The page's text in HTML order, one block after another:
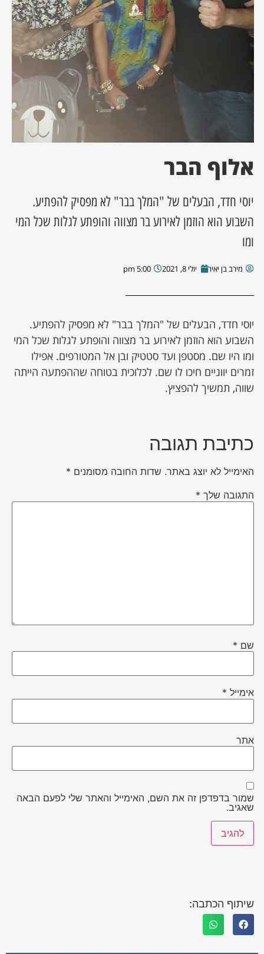
מסע מלחמה
אלוף הבר
יוסי חדד, הבעלים של "המלך בבר" לא מפסיק להפתיע.
השבוע הוא הוזמן לאירוע בר מצווה והופתע לגלות שכל המי
ומו
מירב בן יאיר יולי 8, 2021 5:00 pm
יוסי חדד, הבעלים של "המלך בבר" לא מפסיק להפתיע.
השבוע הוא הוזמן לאירוע בר מצווה והופתע לגלות שכל המי
ומו היו שם. מסטפן ועד סטטיק ובן אל המטורפים. אפילו
זמרים יווניים חיכו לו שם. לכלוכית בטוחה שההפתעה הייתה
שווה, תמשיך להפציץ.
כתיבת תגובה
האימייל לא יוצג באתר. שדות החובה מסומנים *
התגובה שלך *
שם *
אימייל *
אתר
שמור בדפדפן זה את השם, האימייל והאתר שלי לפעם הבאה
שאגיב.
שיתוף הכתבה: